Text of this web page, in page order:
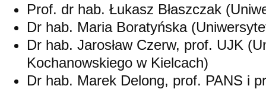
Prof. dr hab. Łukasz Błaszczak
Dr hab. Maria Boratyńska
Dr hab. Jarosław Czerw, prof. UJK
Kochanowskiego w Kielcach)
Dr hab. Marek Delong, prof. PANS i